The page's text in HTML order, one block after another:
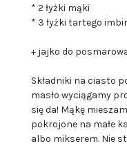
* 2 łyżki mąki
* 3 łyżki tartego
+ jajko do
Składniki na ciasto
masło wyciągamy
się da! Mąkę
pokrojone na małe
albo mikserem. Nie